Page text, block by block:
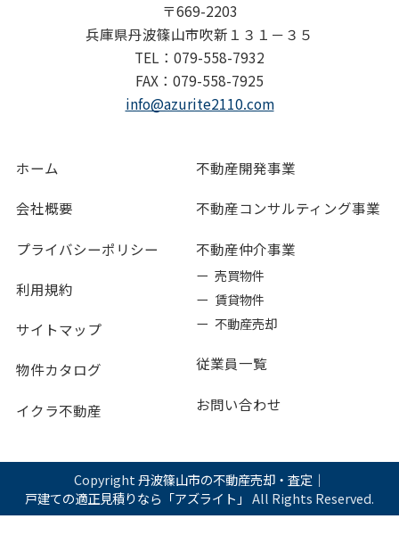
〒669-2203
兵庫県丹波篠山市吹新１３１－３５
TEL：079-558-7932
FAX：079-558-7925
info@azurite2110.com
ホーム
会社概要
プライバシーポリシー
利用規約
サイトマップ
物件カタログ
イクラ不動産
不動産開発事業
不動産コンサルティング事業
不動産仲介事業
ー 売買物件
ー 賃貸物件
ー 不動産売却
従業員一覧
お問い合わせ
Copyright丹波篠山市の不動産売却・査定｜
戸建ての適正見積りなら「アズライト」 All Rights Reserved.